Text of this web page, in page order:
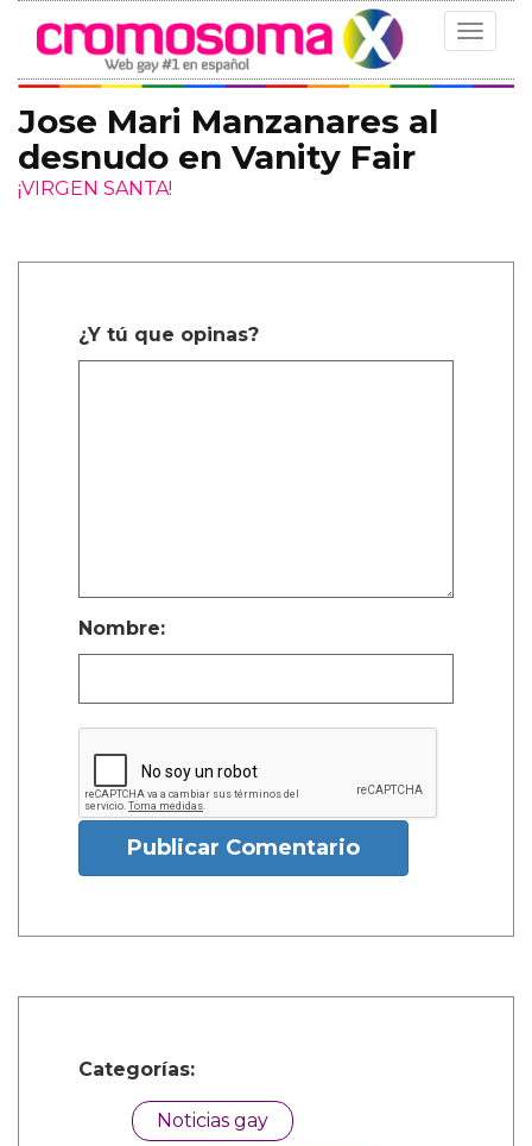
Toggle
Jose Mari Manzanares al
desnudo en Vanity Fair
¡VIRGEN SANTA!
¿Y tú que opinas?
Nombre:
Publicar Comentario
Categorías:
Noticias gay